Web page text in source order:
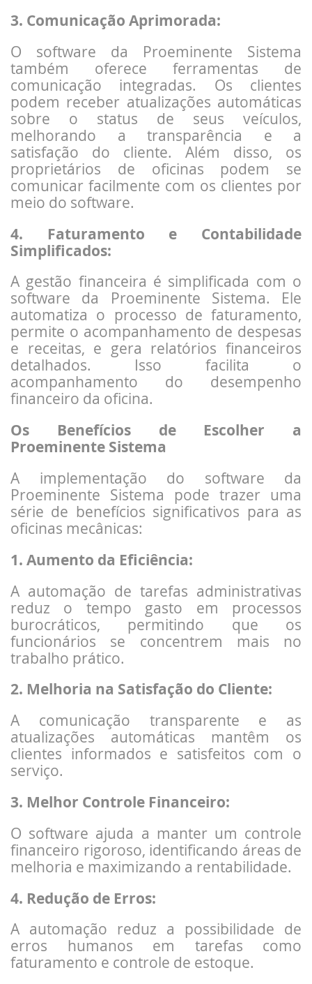
3. Comunicação Aprimorada:
O software da Proeminente Sistema
também oferece ferramentas de
comunicação integradas. Os clientes
podem receber atualizações automáticas
sobre o status de seus veículos,
melhorando a transparência e a
satisfação do cliente. Além disso, os
proprietários de oficinas podem se
comunicar facilmente com os clientes por
meio do software.
4. Faturamento e Contabilidade
Simplificados:
A gestão financeira é simplificada com o
software da Proeminente Sistema. Ele
automatiza o processo de faturamento,
permite o acompanhamento de despesas
e receitas, e gera relatórios financeiros
detalhados. Isso facilita o
acompanhamento do desempenho
financeiro da oficina.
Os Benefícios de Escolher a
Proeminente Sistema
A implementação do software da
Proeminente Sistema pode trazer uma
série de benefícios significativos para as
oficinas mecânicas:
1. Aumento da Eficiência:
A automação de tarefas administrativas
reduz o tempo gasto em processos
burocráticos, permitindo que os
funcionários se concentrem mais no
trabalho prático.
2. Melhoria na Satisfação do Cliente:
A comunicação transparente e as
atualizações automáticas mantêm os
clientes informados e satisfeitos com o
serviço.
3. Melhor Controle Financeiro:
O software ajuda a manter um controle
financeiro rigoroso, identificando áreas de
melhoria e maximizando a rentabilidade.
4. Redução de Erros:
A automação reduz a possibilidade de
erros humanos em tarefas como
faturamento e controle de estoque.